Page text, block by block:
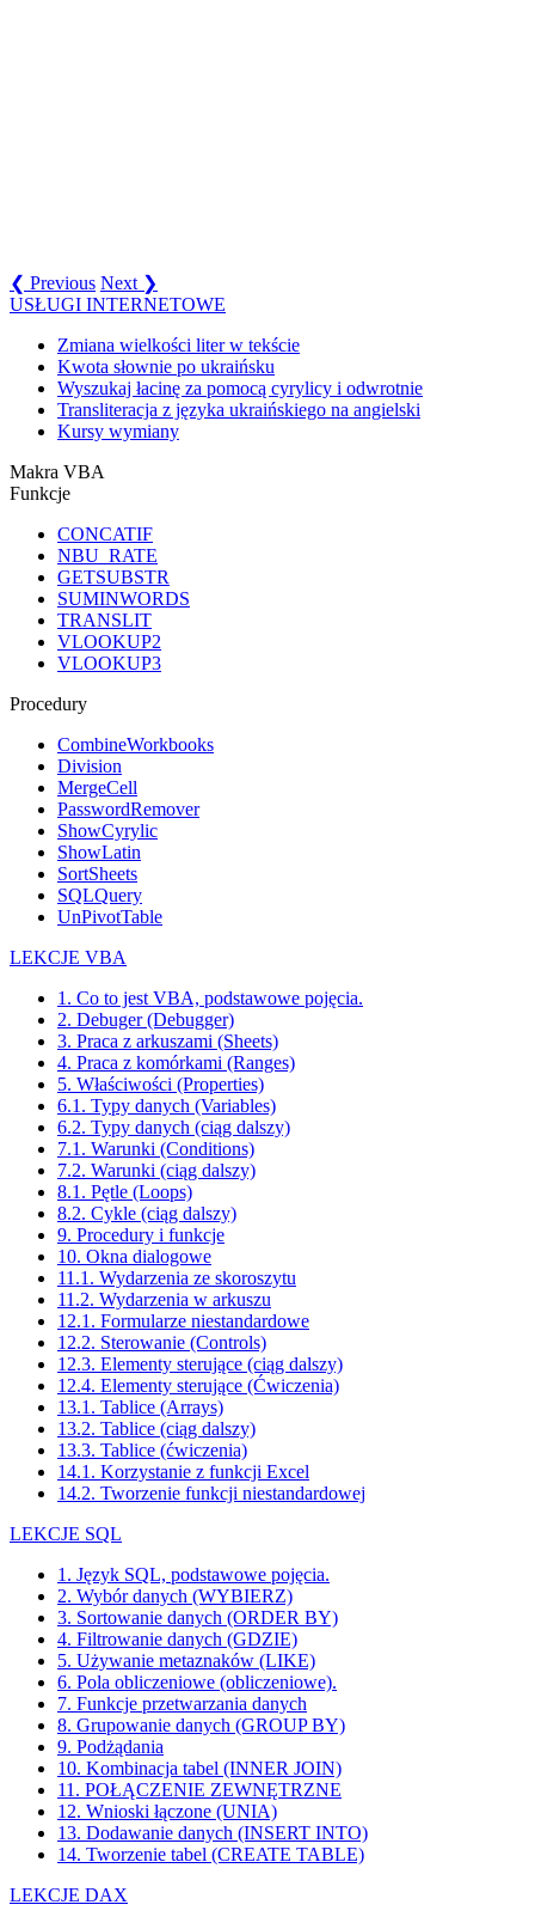
❮ Previous Next ❯
USŁUGI INTERNETOWE
Zmiana wielkości liter w tekście
Kwota słownie po ukraińsku
Wyszukaj łacinę za pomocą cyrylicy i odwrotnie
Transliteracja z języka ukraińskiego na angielski
Kursy wymiany
Makra VBA
Funkcje
CONCATIF
NBU_RATE
GETSUBSTR
SUMINWORDS
TRANSLIT
VLOOKUP2
VLOOKUP3
Procedury
CombineWorkbooks
Division
MergeCell
PasswordRemover
ShowCyrylic
ShowLatin
SortSheets
SQLQuery
UnPivotTable
LEKCJE VBA
1. Co to jest VBA, podstawowe pojęcia.
2. Debuger (Debugger)
3. Praca z arkuszami (Sheets)
4. Praca z komórkami (Ranges)
5. Właściwości (Properties)
6.1. Typy danych (Variables)
6.2. Typy danych (ciąg dalszy)
7.1. Warunki (Conditions)
7.2. Warunki (ciąg dalszy)
8.1. Pętle (Loops)
8.2. Cykle (ciąg dalszy)
9. Procedury i funkcje
10. Okna dialogowe
11.1. Wydarzenia ze skoroszytu
11.2. Wydarzenia w arkuszu
12.1. Formularze niestandardowe
12.2. Sterowanie (Controls)
12.3. Elementy sterujące (ciąg dalszy)
12.4. Elementy sterujące (Ćwiczenia)
13.1. Tablice (Arrays)
13.2. Tablice (ciąg dalszy)
13.3. Tablice (ćwiczenia)
14.1. Korzystanie z funkcji Excel
14.2. Tworzenie funkcji niestandardowej
LEKCJE SQL
1. Język SQL, podstawowe pojęcia.
2. Wybór danych (WYBIERZ)
3. Sortowanie danych (ORDER BY)
4. Filtrowanie danych (GDZIE)
5. Używanie metaznaków (LIKE)
6. Pola obliczeniowe (obliczeniowe).
7. Funkcje przetwarzania danych
8. Grupowanie danych (GROUP BY)
9. Podżądania
10. Kombinacja tabel (INNER JOIN)
11. POŁĄCZENIE ZEWNĘTRZNE
12. Wnioski łączone (UNIA)
13. Dodawanie danych (INSERT INTO)
14. Tworzenie tabel (CREATE TABLE)
LEKCJE DAX